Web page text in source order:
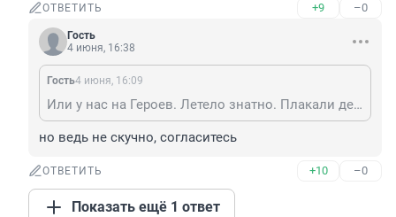
ОТВЕТИТЬ +9 –0
Гость
4 июня, 16:38
Гость4 июня, 16:09
Или у нас на Героев. Летело знатно. Плакали дети и выли собаки. Страшно было, если честно
но ведь не скучно, согласитесь
ОТВЕТИТЬ +10 –0
Показать ещё 1 ответ